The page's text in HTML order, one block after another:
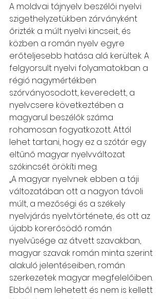
A moldvai tájnyelv beszélői nyelvi
szigethelyzetükben zárványként
őrizték a múlt nyelvi kincseit, és
közben a román nyelv egyre
erőteljesebb hatása alá kerültek. A
felgyorsult nyelvi folyamatokban a
régió nagymértékben
szórványosodott, keveredett, a
nyelvcsere következtében a
magyarul beszélők száma
rohamosan fogyatkozott. Attól
lehet tartani, hogy ez a szótár egy
eltűnő magyar nyelvváltozat
szókincsét örökíti meg.
„A magyar nyelvnek ebben a táji
változatában ott a nagyon távoli
múlt, a mezőségi és a székely
nyelvjárás nyelvtörténete, és ott az
újabb korerősödő román
nyelvűsége az átvett szavakban,
magyar szavak román minta szerint
alakuló jelentéseiben, román
szerkezetek magyar megfelelőiben.
Ebből nem lehetett és nem is kellett